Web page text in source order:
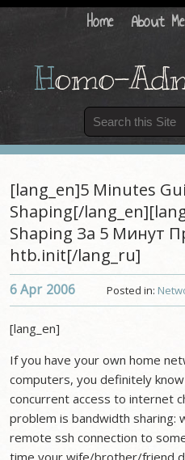
Home About Me
Homo-
[lang_en]5 Minutes
Shaping[/
Shaping За 5 Минут
htb.init[/lang_ru]
Posted in:
6 Apr 2006
[lang_en]
If you have your own home
computers, you definitely
concurrent access to internet
problem is bandwidth sharing:
remote ssh connection to
time your wife/brother/friend